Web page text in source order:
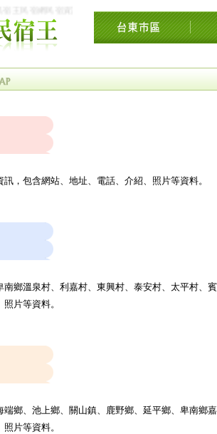
宿王民宿網民宿資訊網台東花東花蓮綠島民宿住宿旅遊
，包含網站、地址、電話、介紹、照片等資料。
南鄉溫泉村、利嘉村、東興村、泰安村、太平村、
片等資料。
端鄉、池上鄉、關山鎮、鹿野鄉、延平鄉、卑南鄉
片等資料。